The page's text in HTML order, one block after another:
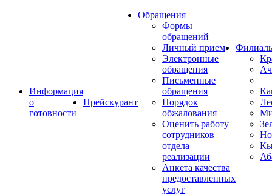
Информация
о
готовности
Прейскурант
Обращения
Формы
обращений
Личный прием
Электронные
обращения
Письменные
обращения
Порядок
обжалования
Оценить работу
сотрудников
отдела
реализации
Анкета качества
предоставленных
услуг